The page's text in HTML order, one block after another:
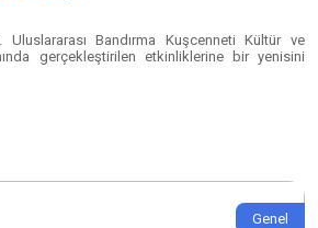
Uluslararası Bandırma Kuşcenneti Kültür ve
gerçekleştirilen etkinliklerine bir yenisini
Genel